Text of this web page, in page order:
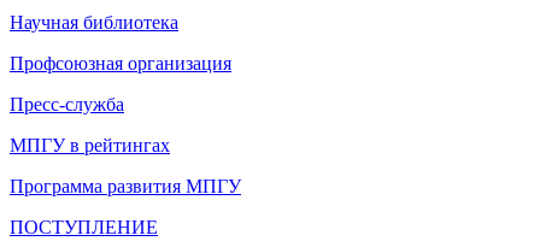
Научная библиотека
Профсоюзная организация
Пресс-служба
МПГУ в рейтингах
Программа развития МПГУ
ПОСТУПЛЕНИЕ